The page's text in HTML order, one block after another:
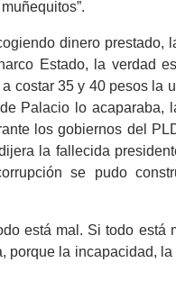
dinero prestado,
Estado, la verdad
costar 35 y 40 pesos la
Palacio lo acaparaba,
los gobiernos del
la fallecida
se pudo
está mal. Si todo está
porque la incapacidad,